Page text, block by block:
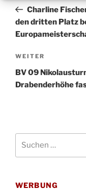
Beitrag
Charline
den dritten Platz
Nächster
Beitrag
WEITER
BV 09
Drabenderhöhe
WERBUNG